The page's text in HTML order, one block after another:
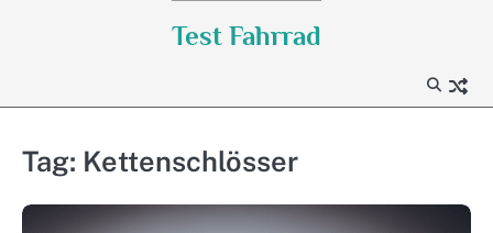
Test Fahrrad
Tag: Kettenschlösser